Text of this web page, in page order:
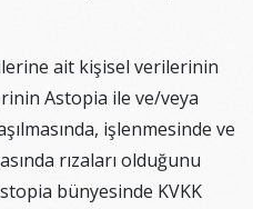
ait kişisel verilerinin
Astopia ile ve/veya
işlenmesinde ve
rızaları olduğunu
bünyesinde KVKK